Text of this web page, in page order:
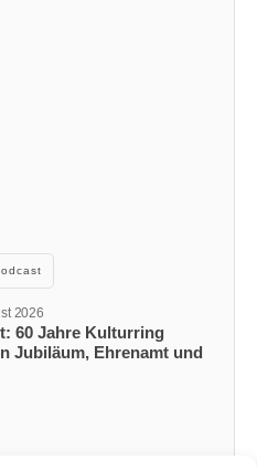
60 Jahre Kulturring
Jubiläum, Ehrenamt und
2026